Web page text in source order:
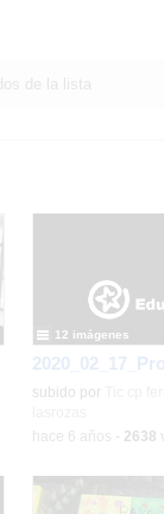
de la lista
subido por
12 imágenes
hace 6 años - 2638